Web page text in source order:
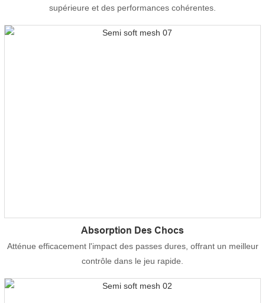
supérieure et des performances cohérentes.
Absorption Des Chocs
Atténue efficacement l'impact des passes dures, offrant un meilleur
contrôle dans le jeu rapide.